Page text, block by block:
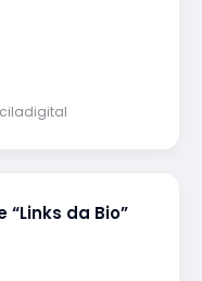
da Bio”